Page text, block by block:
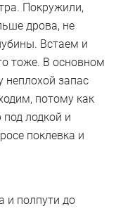
Покружили,
дрова, не
Встаем и
тоже. В основном
запас
потому как
лодкой и
поклевка и
и полпути до